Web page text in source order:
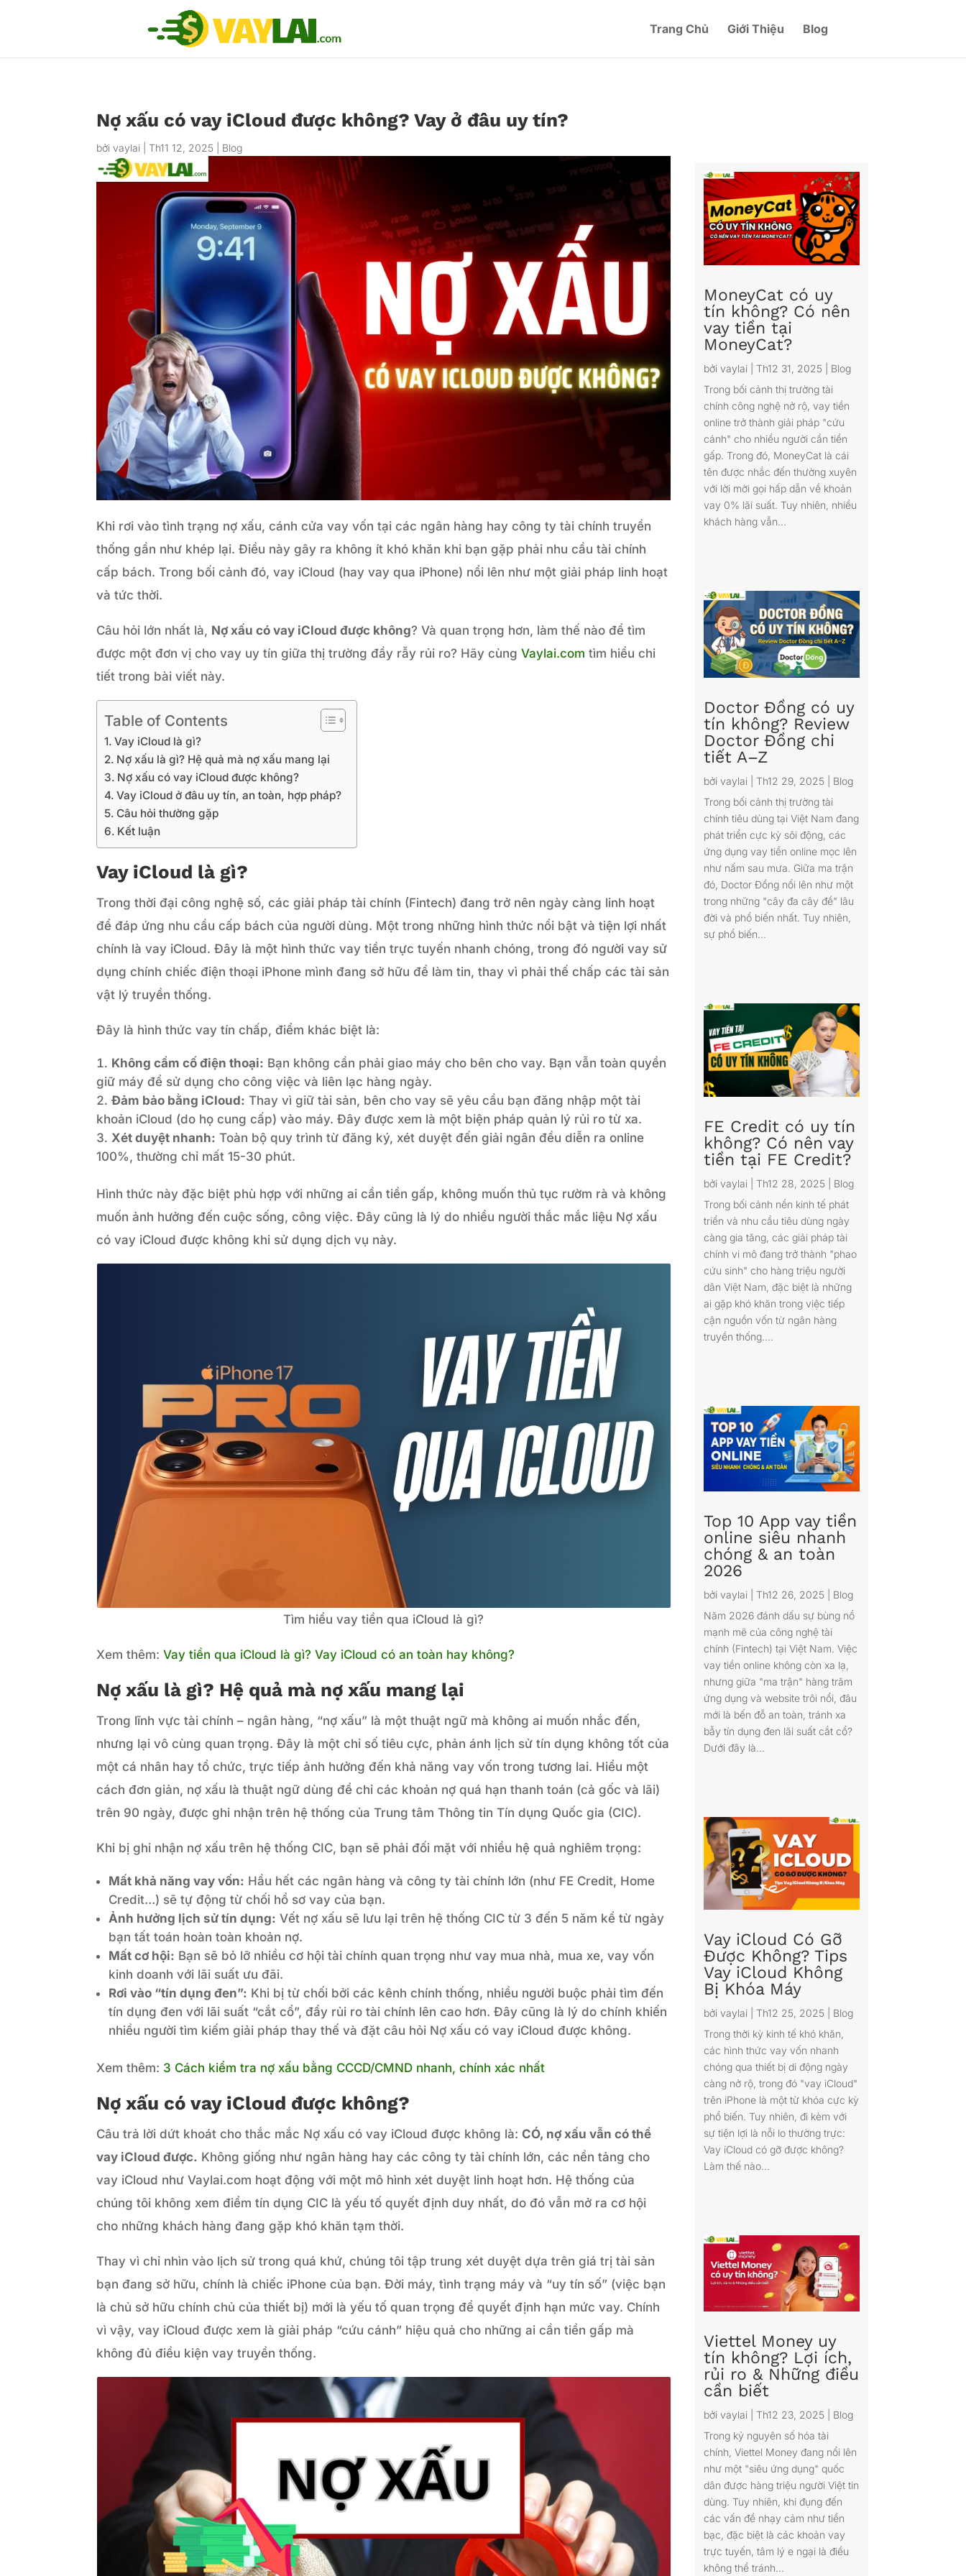
Trang Chủ Giới Thiệu Blog
Nợ xấu có vay iCloud được không? Vay ở đâu uy tín?
bởivaylai |Th11 12, 2025 Blog
Khi rơi vào tình trạng nợ xấu, cánh cửa vay vốn tại các ngân hàng hay công ty tài chính truyền
thống gần như khép lại. Điều này gây ra không ít khó khăn khi bạn gặp phải nhu cầu tài chính
cấp bách. Trong bối cảnh đó, vay iCloud (hay vay qua iPhone) nổi lên như một giải pháp linh hoạt
và tức thời.
Câu hỏi lớn nhất là, Nợ xấu có vay iCloud được không? Và quan trọng hơn, làm thế nào để tìm
được một đơn vị cho vay uy tín giữa thị trường đầy rẫy rủi ro? Hãy cùngVaylai.com tìm hiểu chi
tiết trong bài viết này.
Table of Contents
Vay iCloud là gì?
Nợ xấu là gì? Hệ quả mà nợ xấu mang lại
Nợ xấu có vay iCloud được không?
Vay iCloud ở đâu uy tín, an toàn, hợp pháp?
Câu hỏi thường gặp
Kết luận
Vay iCloud là gì?
Trong thời đại công nghệ số, các giải pháp tài chính (Fintech) đang trở nên ngày càng linh hoạt
để đáp ứng nhu cầu cấp bách của người dùng. Một trong những hình thức nổi bật và tiện lợi nhất
chính là vay iCloud. Đây là một hình thức vay tiền trực tuyến nhanh chóng, trong đó người vay sử
dụng chính chiếc điện thoại iPhone mình đang sở hữu để làm tin, thay vì phải thế chấp các tài sản
vật lý truyền thống.
Đây là hình thức vay tín chấp, điểm khác biệt là:
Không cầm cố điện thoại: Bạn không cần phải giao máy cho bên cho vay. Bạn vẫn toàn quyền
giữ máy để sử dụng cho công việc và liên lạc hàng ngày.
Đảm bảo bằng iCloud: Thay vì giữ tài sản, bên cho vay sẽ yêu cầu bạn đăng nhập một tài
khoản iCloud (do họ cung cấp) vào máy. Đây được xem là một biện pháp quản lý rủi ro từ xa.
Xét duyệt nhanh: Toàn bộ quy trình từ đăng ký, xét duyệt đến giải ngân đều diễn ra online
100%, thường chỉ mất 15-30 phút.
Hình thức này đặc biệt phù hợp với những ai cần tiền gấp, không muốn thủ tục rườm rà và không
muốn ảnh hưởng đến cuộc sống, công việc. Đây cũng là lý do nhiều người thắc mắc liệu Nợ xấu
có vay iCloud được không khi sử dụng dịch vụ này.
Tìm hiểu vay tiền qua iCloud là gì?
Xem thêm:Vay tiền qua iCloud là gì? Vay iCloud có an toàn hay không?
Nợ xấu là gì? Hệ quả mà nợ xấu mang lại
Trong lĩnh vực tài chính – ngân hàng, “nợ xấu” là một thuật ngữ mà không ai muốn nhắc đến,
nhưng lại vô cùng quan trọng. Đây là một chỉ số tiêu cực, phản ánh lịch sử tín dụng không tốt của
một cá nhân hay tổ chức, trực tiếp ảnh hưởng đến khả năng vay vốn trong tương lai. Hiểu một
cách đơn giản, nợ xấu là thuật ngữ dùng để chỉ các khoản nợ quá hạn thanh toán (cả gốc và lãi)
trên 90 ngày, được ghi nhận trên hệ thống của Trung tâm Thông tin Tín dụng Quốc gia (CIC).
Khi bị ghi nhận nợ xấu trên hệ thống CIC, bạn sẽ phải đối mặt với nhiều hệ quả nghiêm trọng:
Mất khả năng vay vốn: Hầu hết các ngân hàng và công ty tài chính lớn (như FE Credit, Home
Credit…) sẽ tự động từ chối hồ sơ vay của bạn.
Ảnh hưởng lịch sử tín dụng: Vết nợ xấu sẽ lưu lại trên hệ thống CIC từ 3 đến 5 năm kể từ ngày
bạn tất toán hoàn toàn khoản nợ.
Mất cơ hội: Bạn sẽ bỏ lỡ nhiều cơ hội tài chính quan trọng như vay mua nhà, mua xe, vay vốn
kinh doanh với lãi suất ưu đãi.
Rơi vào “tín dụng đen”: Khi bị từ chối bởi các kênh chính thống, nhiều người buộc phải tìm đến
tín dụng đen với lãi suất “cắt cổ”, đẩy rủi ro tài chính lên cao hơn. Đây cũng là lý do chính khiến
nhiều người tìm kiếm giải pháp thay thế và đặt câu hỏi Nợ xấu có vay iCloud được không.
Xem thêm: 3 Cách kiểm tra nợ xấu bằng CCCD/CMND nhanh, chính xác nhất
Nợ xấu có vay iCloud được không?
Câu trả lời dứt khoát cho thắc mắc Nợ xấu có vay iCloud được không là:CÓ, nợ xấu vẫn có thể
vay iCloud được. Không giống như ngân hàng hay các công ty tài chính lớn, các nền tảng cho
vay iCloud như Vaylai.com hoạt động với một mô hình xét duyệt linh hoạt hơn. Hệ thống của
chúng tôi không xem điểm tín dụng CIC là yếu tố quyết định duy nhất, do đó vẫn mở ra cơ hội
cho những khách hàng đang gặp khó khăn tạm thời.
Thay vì chỉ nhìn vào lịch sử trong quá khứ, chúng tôi tập trung xét duyệt dựa trên giá trị tài sản
bạn đang sở hữu, chính là chiếc iPhone của bạn. Đời máy, tình trạng máy và “uy tín số” (việc bạn
là chủ sở hữu chính chủ của thiết bị) mới là yếu tố quan trọng để quyết định hạn mức vay. Chính
vì vậy, vay iCloud được xem là giải pháp “cứu cánh” hiệu quả cho những ai cần tiền gấp mà
không đủ điều kiện vay truyền thống.
MoneyCat có uy
tín không? Có nên
vay tiền tại
MoneyCat?
bởi vaylai| Th12 31, 2025
Blog
Trong bối cảnh thị trường tài
chính công nghệ nở rộ, vay tiền
online trở thành giải pháp "cứu
cánh" cho nhiều người cần tiền
gấp. Trong đó, MoneyCat là cái
tên được nhắc đến thường xuyên
với lời mời gọi hấp dẫn về khoản
vay 0% lãi suất. Tuy nhiên, nhiều
khách hàng vẫn...
Doctor Đồng có uy
tín không? Review
Doctor Đồng chi
tiết A–Z
bởi vaylai| Th12 29, 2025
Blog
Trong bối cảnh thị trường tài
chính tiêu dùng tại Việt Nam đang
phát triển cực kỳ sôi động, các
ứng dụng vay tiền online mọc lên
như nấm sau mưa. Giữa ma trận
đó, Doctor Đồng nổi lên như một
trong những "cây đa cây đề" lâu
đời và phổ biến nhất. Tuy nhiên,
sự phổ biến...
FE Credit có uy tín
không? Có nên vay
tiền tại FE Credit?
bởi vaylai| Th12 28, 2025
Blog
Trong bối cảnh nền kinh tế phát
triển và nhu cầu tiêu dùng ngày
càng gia tăng, các giải pháp tài
chính vi mô đang trở thành "phao
cứu sinh" cho hàng triệu người
dân Việt Nam, đặc biệt là những
ai gặp khó khăn trong việc tiếp
cận nguồn vốn từ ngân hàng
truyền thống....
Top 10 App vay tiền
online siêu nhanh
chóng & an toàn
2026
bởi vaylai| Th12 26, 2025
Blog
Năm 2026 đánh dấu sự bùng nổ
mạnh mẽ của công nghệ tài
chính (Fintech) tại Việt Nam. Việc
vay tiền online không còn xa lạ,
nhưng giữa "ma trận" hàng trăm
ứng dụng và website trôi nổi, đâu
mới là bến đỗ an toàn, tránh xa
bẫy tín dụng đen lãi suất cắt cổ?
Dưới đây là...
Vay iCloud Có Gỡ
Được Không? Tips
Vay iCloud Không
Bị Khóa Máy
bởi vaylai| Th12 25, 2025
Blog
Trong thời kỳ kinh tế khó khăn,
các hình thức vay vốn nhanh
chóng qua thiết bị di động ngày
càng nở rộ, trong đó "vay iCloud"
trên iPhone là một từ khóa cực kỳ
phổ biến. Tuy nhiên, đi kèm với
sự tiện lợi là nỗi lo thường trực:
Vay iCloud có gỡ được không?
Làm thế nào...
Viettel Money uy
tín không? Lợi ích,
rủi ro & Những điều
cần biết
bởi vaylai| Th12 23, 2025
Blog
Trong kỷ nguyên số hóa tài
chính, Viettel Money đang nổi lên
như một "siêu ứng dụng" quốc
dân được hàng triệu người Việt tin
dùng. Tuy nhiên, khi đụng đến
các vấn đề nhạy cảm như tiền
bạc, đặc biệt là các khoản vay
trực tuyến, tâm lý e ngại là điều
không thể tránh...